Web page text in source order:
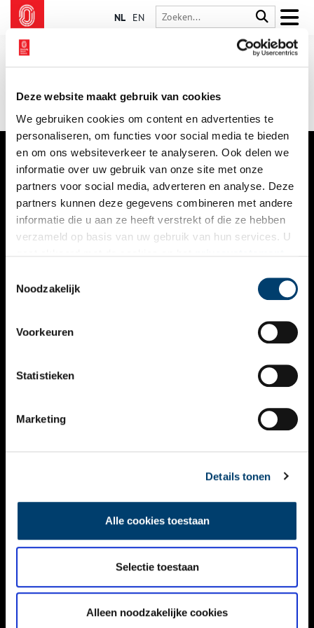
Deze website maakt gebruik van cookies
We gebruiken cookies om content en advertenties te
personaliseren, om functies voor social media te bieden
en om ons websiteverkeer te analyseren. Ook delen we
informatie over uw gebruik van onze site met onze
partners voor social media, adverteren en analyse. Deze
partners kunnen deze gegevens combineren met andere
informatie die u aan ze heeft verstrekt of die ze hebben
verzameld op basis van uw gebruik van hun services. U
Noodzakelijk
Voorkeuren
Statistieken
Marketing
Details tonen
Alle cookies toestaan
Selectie toestaan
Alleen noodzakelijke cookies
NL EN
VERHALEN
NIEUWS
KALENDER
ACTIVITEITEN
NIEUWSBRIEF
DISCLAIMER
TOEGANKELIJKHEID
Volg ONH op social media